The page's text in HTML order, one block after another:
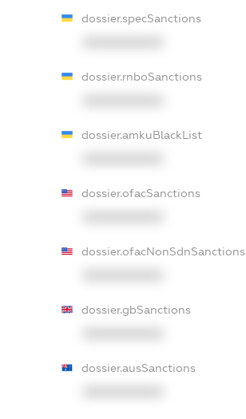
dossier.specSanctions
dossier.rnboSanctions
dossier.amkuBlackList
dossier.ofacSanctions
dossier.ofacNonSdnSanctions
dossier.gbSanctions
dossier.ausSanctions